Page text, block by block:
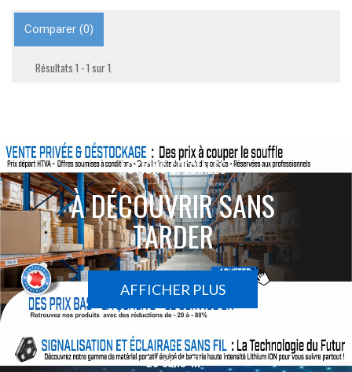
Comparer (0)
Résultats 1 - 1 sur 1.
ACTIONS SPÉCIALES
À DÉCOUVRIR SANS
TARDER
AFFICHER PLUS
Le sans-fil